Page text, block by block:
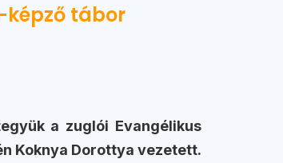
képző tábor
a zuglói Evangélikus
Koknya Dorottya vezetett.